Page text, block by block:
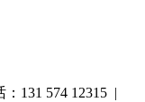
131 574 12315 |